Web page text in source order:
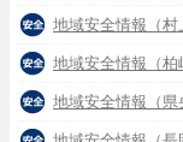
地域安全情報（村
地域安全情報（柏
地域安全情報（県